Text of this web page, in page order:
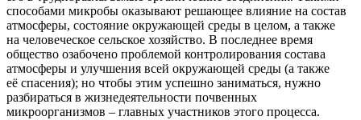
способами микробы оказывают решающее влияние на состав
атмосферы, состояние окружающей среды в целом, а также
на человеческое сельское хозяйство. В последнее время
общество озабочено проблемой контролирования состава
атмосферы и улучшения всей окружающей среды (а также
её спасения); но чтобы этим успешно заниматься, нужно
разбираться в жизнедеятельности почвенных
микроорганизмов – главных участников этого процесса.